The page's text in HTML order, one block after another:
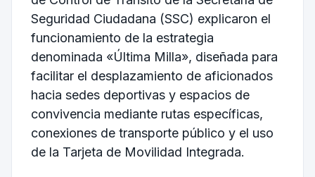
Seguridad Ciudadana (SSC) explicaron el
funcionamiento de la estrategia
denominada «Última Milla», diseñada para
facilitar el desplazamiento de aficionados
hacia sedes deportivas y espacios de
convivencia mediante rutas específicas,
conexiones de transporte público y el uso
de la Tarjeta de Movilidad Integrada.